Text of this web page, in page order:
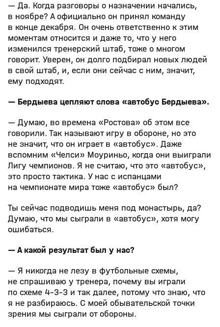
— Да. Когда разговоры о назначении начались,
в ноябре? А официально он принял команду
в конце декабря. Он очень ответственно к этим
моментам относится и даже то, что у него
изменился тренерский штаб, тоже о многом
говорит. Уверен, он долго подбирал новых людей
в свой штаб, и, если они сейчас с ним, значит,
ему подходят.
— Бердыева цепляют слова «автобус Бердыева».
— Думаю, во времена «Ростова» об этом все
говорили. Так называют игру в обороне, но это
не значит, что он играет в «автобус». Даже
вспомним «Челси» Моуриньо, когда они выиграли
Лигу чемпионов. Я не считаю, что это «автобус»,
это просто тактика. У нас с испанцами
на чемпионате мира тоже «автобус» был?
Ты сейчас подводишь меня под монастырь, да?
Думаю, что мы сыграли в «автобус», хотя могу
ошибаться.
— А какой результат был у нас?
— Я никогда не лезу в футбольные схемы,
не спрашиваю у тренера, почему вы играли
по схеме 4-3-3 и так далее, потому что знаю, что
я не разбираюсь. С моей обывательской точки
зрения мы сыграли от обороны.